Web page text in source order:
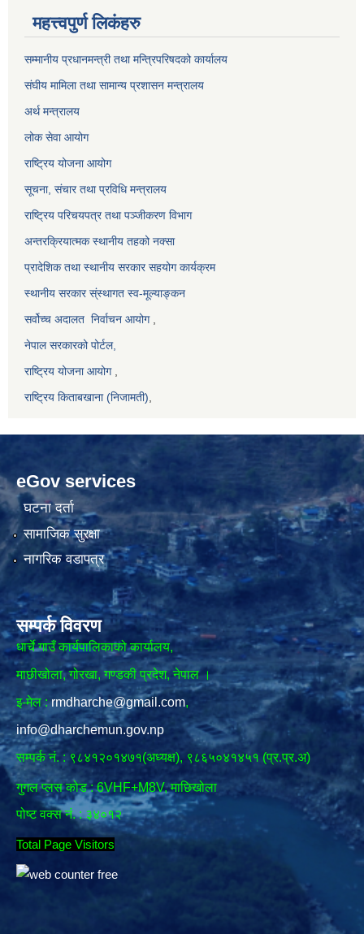
महत्त्वपुर्ण लिकंहरु
सम्मानीय प्रधानमन्त्री तथा मन्त्रिपरिषदको कार्यालय
संघीय मामिला तथा सामान्य प्रशासन मन्त्रालय
अर्थ मन्त्रालय
लोक सेवा आयोग
राष्ट्रिय योजना आयोग
सूचना, संचार तथा प्रविधि मन्त्रालय
राष्ट्रिय परिचयपत्र तथा पञ्जीकरण विभाग
अन्तरक्रियात्मक स्थानीय तहको नक्सा
प्रादेशिक तथा स्थानीय सरकार सहयोग कार्यक्रम
स्थानीय सरकार स्ंस्थागत स्व-मूल्याङ्कन
सर्वोच्च अदालत निर्वाचन आयोग,
नेपाल सरकारको पोर्टल,
राष्ट्रिय योजना आयोग,
राष्ट्रिय किताबखाना (निजामती)
eGov services
घटना दर्ता
सामाजिक सुरक्षा
नागरिक वडापत्र
सम्पर्क विवरण
धार्चे गाउँ कार्यपालिकाको कार्यालय,
माछीखोला, गोरखा, गण्डकी प्रदेश, नेपाल ।
इ-मेल : rmdharche@gmail.com,
info@dharchemun.gov.np
सम्पर्क नं. : ९८४१२०१४७१(अध्यक्ष), ९८६५०४१४५१ (प्र.प्र.अ)
गुगल प्लस कोड : 6VHF+M8V, माछिखोला
पोष्ट वक्स नं. : ३४०१२
Total Page Visitors